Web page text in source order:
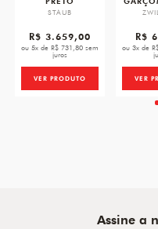
STAUB
R$ 3.659,00
ou 5x de R$ 731,80 sem
juros
VER PRODUTO
R$
ou 3x de
VER
Assine a